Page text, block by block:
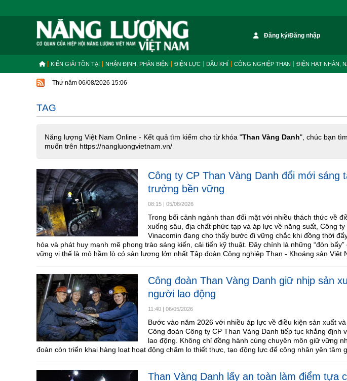
Đăng ký/Đăng nhập
KIẾN GIẢI TỒN TẠI NHẬN ĐỊNH, PHẢN BIỆN ĐIỆN LỰC DẦU KHÍ CÔNG NGHIỆP THAN ĐIỆN HẠT NHÂN,
Thứ năm 06/08/2026 15:06
TAG
Năng lượng Việt Nam Online - Kết quả tìm kiếm cho từ khóa "Than Vàng Danh", chúc bạn
muốn trên https://nangluongvietnam.vn/
Công ty CP Than Vàng Danh đổi mới sáng
trưởng bền vững
08:15 | 05/08/2026
Trong bối cảnh ngành than đối mặt với nhiều thách thức về
xuống sâu, địa chất phức tạp và áp lực về năng suất, Công
Vinacomin đang cho thấy bước đi vững chắc khi đồng thời
hóa và phát huy mạnh mẽ phong trào sáng kiến, cải tiến kỹ thuật. Đây chính là những “đòn
vững vị thế là mỏ hầm lò có sản lượng lớn nhất Tập đoàn Công nghiệp Than - Khoáng sản Việt
Công đoàn Than Vàng Danh giữ nhịp sản
người lao động
11:40 | 06/05/2026
Bước vào năm 2026 với nhiều áp lực về điều kiện sản xuất
Công đoàn Công ty CP Than Vàng Danh tiếp tục khẳng định
lao động. Không chỉ đồng hành cùng chuyên môn giữ vững
đoàn còn triển khai hàng loạt hoạt động chăm lo thiết thực, tạo động lực để công nhân yên tâm
Than Vàng Danh lấy an toàn làm điểm tựa